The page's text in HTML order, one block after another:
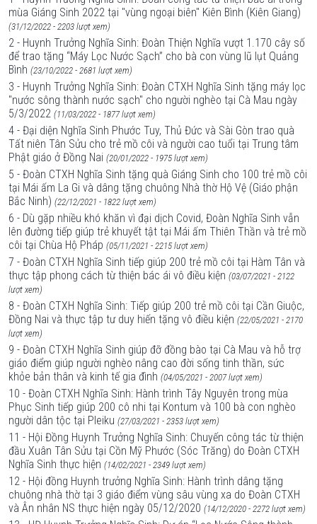
mùa Giáng Sinh 2022 tại "vùng ngoại biên" Kiên Bình (Kiên Giang)
(31/12/2022 - 2203 lượt xem)
2 - Huynh Trưởng Nghĩa Sinh: Đoàn Thiện Nghĩa vượt 1.170 cây số
để trao tặng “Máy Lọc Nước Sạch” cho bà con vùng lũ lụt Quảng
Bình (23/10/2022 - 2681 lượt xem)
3 - Huynh Trưởng Nghĩa Sinh: Đoàn CTXH Nghĩa Sinh tặng máy lọc
"nước sông thành nước sạch" cho người nghèo tại Cà Mau ngày
5/3/2022 (11/03/2022 - 1877 lượt xem)
4 - Đại diện Nghĩa Sinh Phước Tuy, Thủ Đức và Sài Gòn trao quà
Tất niên Tân Sửu cho trẻ mồ côi và người cao tuổi tại Trung tâm
Phật giáo ở Đồng Nai (20/01/2022 - 1975 lượt xem)
5 - Đoàn CTXH Nghĩa Sinh tặng quà Giáng Sinh cho 100 trẻ mồ côi
tại Mái ấm La Gi và dâng tặng chuông Nhà thờ Hộ Vệ (Giáo phận
Bắc Ninh) (22/12/2021 - 1822 lượt xem)
6 - Dù gặp nhiều khó khăn vì đại dịch Covid, Đoàn Nghĩa Sinh vẫn
lên đường tiếp giúp trẻ khuyết tật tại Mái ấm Thiên Thần và trẻ mồ
côi tại Chùa Hộ Pháp (05/11/2021 - 2215 lượt xem)
7 - Đoàn CTXH Nghĩa Sinh tiếp giúp 200 trẻ mồ côi tại Hàm Tân và
thực tập phong cách từ thiện bác ái vô điều kiện (03/07/2021 - 2122
lượt xem)
8 - Đoàn CTXH Nghĩa Sinh: Tiếp giúp 200 trẻ mồ côi tại Cần Giuộc,
Đồng Nai và thực tập tư duy hiến tặng vô điều kiện (22/05/2021 - 2170
lượt xem)
9 - Đoàn CTXH Nghĩa Sinh giúp đỡ đồng bào tại Cà Mau và hỗ trợ
giáo điểm giúp người nghèo nâng cao đời sống tinh thần, sức
khỏe bản thân và kinh tế gia đình (04/05/2021 - 2007 lượt xem)
10 - Đoàn CTXH Nghĩa Sinh: Hành trình Tây Nguyên trong mùa
Phục Sinh tiếp giúp 200 cô nhi tại Kontum và 100 bà con nghèo
người dân tộc tại Pleiku (27/03/2021 - 2353 lượt xem)
11 - Hội Đồng Huynh Trưởng Nghĩa Sinh: Chuyến công tác từ thiện
đầu Xuân Tân Sửu tại Cồn Mỹ Phước (Sóc Trăng) do Đoàn CTXH
Nghĩa Sinh thực hiện (14/02/2021 - 2349 lượt xem)
12 - Hội đồng Huynh trưởng Nghĩa Sinh: Hành trình dâng tặng
chuông nhà thờ tại 3 giáo điểm vùng sâu vùng xa do Đoàn CTXH
và Ân nhân NS thực hiện ngày 05/12/2020 (14/12/2020 - 2272 lượt xem)